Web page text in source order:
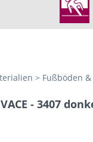
> Fußböden
- 3407